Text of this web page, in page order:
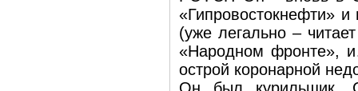
«Гипровостокнефти»
(уже легально –
«Народном фронте»,
острой коронарной